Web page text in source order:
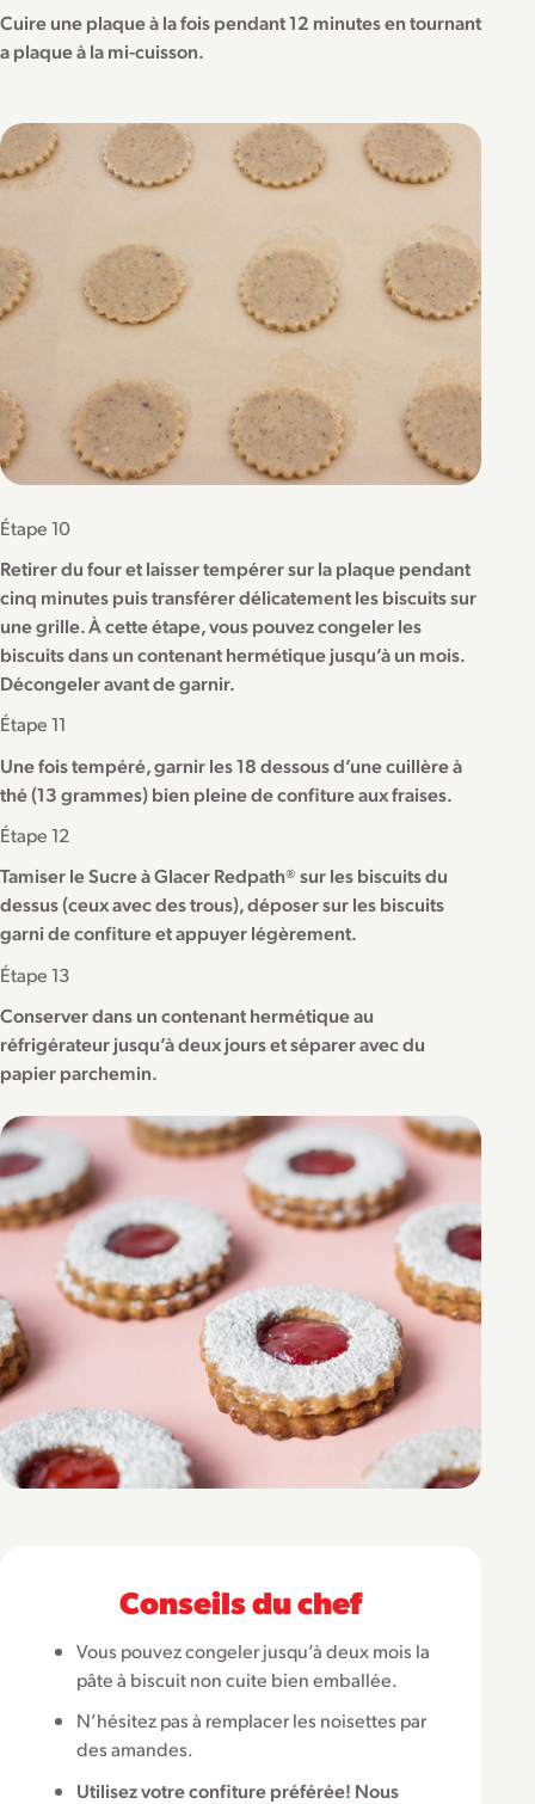
Cuire une plaque à la fois pendant 12 minutes en tournant
a plaque à la mi-cuisson.
Étape 10
Retirer du four et laisser tempérer sur la plaque pendant
cinq minutes puis transférer délicatement les biscuits sur
une grille. À cette étape, vous pouvez congeler les
biscuits dans un contenant hermétique jusqu’à un mois.
Décongeler avant de garnir.
Étape 11
Une fois tempéré, garnir les 18 dessous d’une cuillère à
thé (13 grammes) bien pleine de confiture aux fraises.
Étape 12
Tamiser le Sucre à Glacer Redpath® sur les biscuits du
dessus (ceux avec des trous), déposer sur les biscuits
garni de confiture et appuyer légèrement.
Étape 13
Conserver dans un contenant hermétique au
réfrigérateur jusqu’à deux jours et séparer avec du
papier parchemin.
Conseils du chef
Vous pouvez congeler jusqu’à deux mois la
pâte à biscuit non cuite bien emballée.
N’hésitez pas à remplacer les noisettes par
des amandes.
Utilisez votre confiture préférée! Nous